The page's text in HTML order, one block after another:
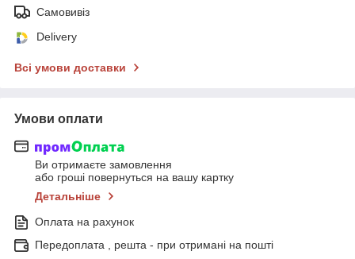
Самовивіз
Delivery
Всі умови доставки
Умови оплати
Ви отримаєте замовлення
або гроші повернуться на вашу картку
Детальніше
Оплата на рахунок
Передоплата , решта - при отримані на пошті